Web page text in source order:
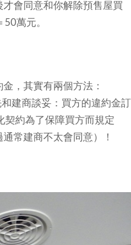
會同意和你解除預售屋買
萬元。
，其實有兩個方法：
建商談妥：買方的違約金訂
約為了保障買方而規定
常建商不太會同意）！